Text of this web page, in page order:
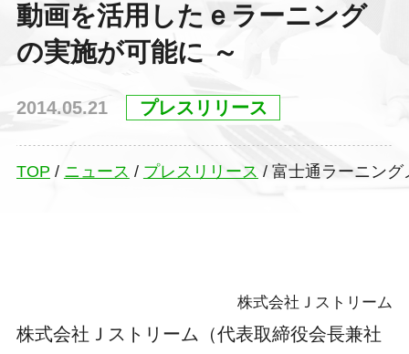
動画を活用したｅラーニング
の実施が可能に ～
2014.05.21 プレスリリース
TOP / ニュース / プレスリリース / 富士通ラーニン
株式会社Ｊストリーム
株式会社Ｊストリーム（代表取締役会長兼社